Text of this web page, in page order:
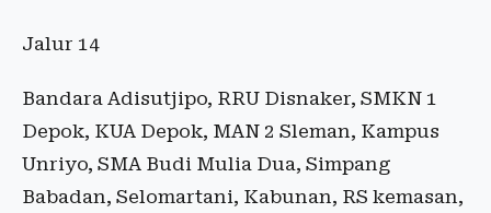
Jalur 14
Bandara Adisutjipo, RRU Disnaker, SMKN 1
Depok, KUA Depok, MAN 2 Sleman, Kampus
Unriyo, SMA Budi Mulia Dua, Simpang
Babadan, Selomartani, Kabunan, RS kemasan,